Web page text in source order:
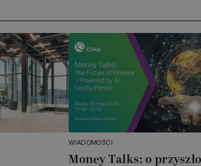
WIADOMOŚCI
Money Talks: o